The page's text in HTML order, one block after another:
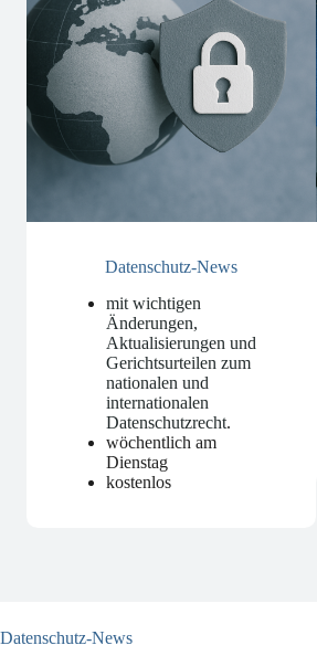
Datenschutz-News
mit wichtigen
Änderungen,
Aktualisierungen und
Gerichtsurteilen zum
nationalen und
internationalen
Datenschutzrecht.
wöchentlich am
Dienstag
kostenlos
Datenschutz-News